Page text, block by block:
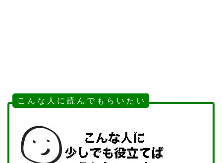
こ ん な 人 に 読 ん で も ら い た い